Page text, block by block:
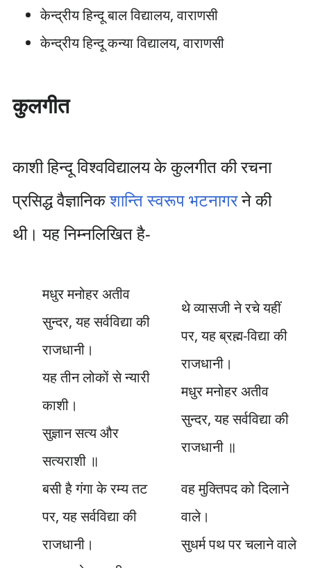
केन्द्रीय हिन्दू बाल विद्यालय, वाराणसी
केन्द्रीय हिन्दू कन्या विद्यालय, वाराणसी
कुलगीत
काशी हिन्दू विश्‍वविद्यालय के कुलगीत की रचना
प्रसिद्ध वैज्ञानिकशान्ति स्वरूप भटनागरने की
थी। यह निम्नलिखित है-
मधुर मनोहर अतीव
सुन्दर, यह सर्वविद्या की
राजधानी।
यह तीन लोकों से न्यारी
काशी।
सुज्ञान सत्य और
सत्यराशी ॥
बसी है गंगा के रम्य तट
पर, यह सर्वविद्या की
राजधानी।
थे व्यासजी ने रचे यहीं
पर, यह ब्रह्म-विद्या की
राजधानी।
मधुर मनोहर अतीव
सुन्दर, यह सर्वविद्या की
राजधानी ॥
वह मुक्तिपद को दिलाने
वाले।
सुधर्म पथ पर चलाने वाले